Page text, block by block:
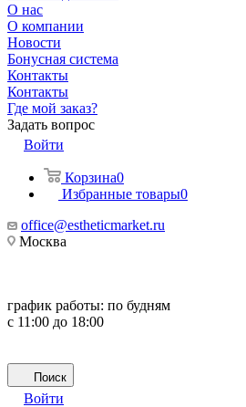
О нас
О компании
Новости
Бонусная система
Контакты
Контакты
Где мой заказ?
Задать вопрос
Войти
Корзина0
Избранные товары0
office@estheticmarket.ru
Москва
график работы: по будням
с 11:00 до 18:00
Поиск
Войти